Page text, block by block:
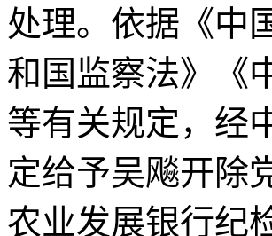
处理。依据《中
和国监察法》《
等有关规定，经
定给予吴飚开除
农业发展银行纪